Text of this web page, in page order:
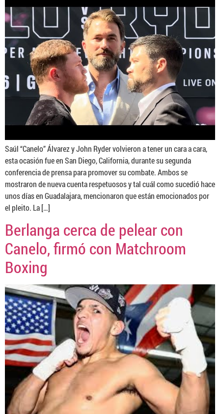
Saúl “Canelo” Álvarez y John Ryder volvieron a tener un cara a cara,
esta ocasión fue en San Diego, California, durante su segunda
conferencia de prensa para promover su combate. Ambos se
mostraron de nueva cuenta respetuosos y tal cuál como sucedió hace
unos días en Guadalajara, mencionaron que están emocionados por
el pleito. La […]
Berlanga cerca de pelear con
Canelo, firmó con Matchroom
Boxing